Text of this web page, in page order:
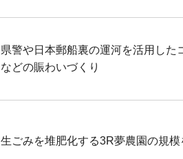
県警や日本郵船裏の運河を活用した
などの賑わいづくり
生ごみを堆肥化する3R夢農園の規